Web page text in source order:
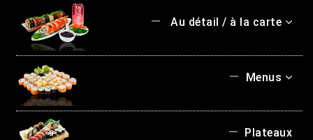
Au détail / à la carte
Menus
Plateaux